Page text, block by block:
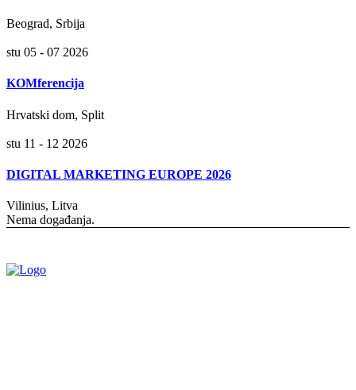
Beograd, Srbija
stu 05 - 07 2026
KOMferencija
Hrvatski dom, Split
stu 11 - 12 2026
DIGITAL MARKETING EUROPE 2026
Vilinius, Litva
Nema događanja.